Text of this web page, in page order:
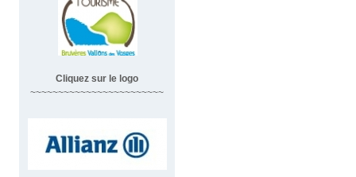
Cliquez sur le logo
~~~~~~~~~~~~~~~~~~~~~~~~